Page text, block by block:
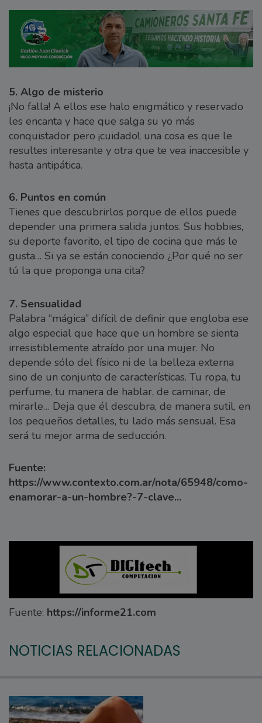
5. Algo de misterio
¡No falla! A ellos ese halo enigmático y reservado
les encanta y hace que salga su yo más
conquistador pero ¡cuidado!, una cosa es que le
resultes interesante y otra que te vea inaccesible y
hasta antipática.
6. Puntos en común
Tienes que descubrirlos porque de ellos puede
depender una primera salida juntos. Sus hobbies,
su deporte favorito, el tipo de cocina que más le
gusta… Si ya se están conociendo ¿Por qué no ser
tú la que proponga una cita?
7. Sensualidad
Palabra “mágica” difícil de definir que engloba ese
algo especial que hace que un hombre se sienta
irresistiblemente atraído por una mujer. No
depende sólo del físico ni de la belleza externa
sino de un conjunto de características. Tu ropa, tu
perfume, tu manera de hablar, de caminar, de
mirarle… Deja que él descubra, de manera sutil, en
los pequeños detalles, tu lado más sensual. Esa
será tu mejor arma de seducción.
Fuente:
https://www.contexto.com.ar/nota/65948/como-
enamorar-a-un-hombre?-7-clave...
Fuente: https://informe21.com
NOTICIAS RELACIONADAS